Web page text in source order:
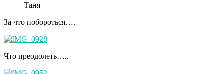
Таня
За что побороться….
Что преодолеть…..